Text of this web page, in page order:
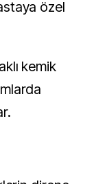
özel
kemik